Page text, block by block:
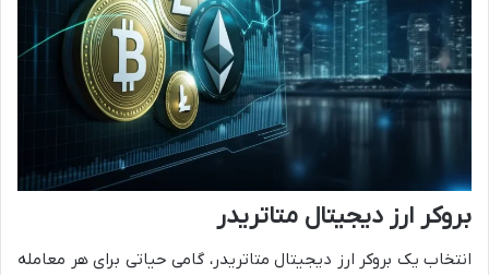
بروکر ارز دیجیتال متاتریدر
انتخاب یک بروکر ارز دیجیتال متاتریدر، گامی حیاتی برای هر معامله